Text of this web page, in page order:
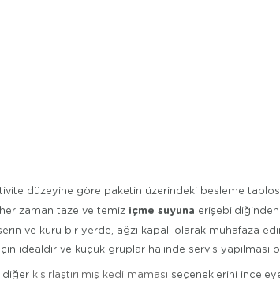
düzeyine göre paketin üzerindeki besleme
zaman taze ve temiz içme suyuna
ve kuru bir yerde, ağzı kapalı olarak muhafaza
idealdir ve küçük gruplar halinde servis yapılması
diğer kısırlaştırılmış kedi maması seçeneklerini